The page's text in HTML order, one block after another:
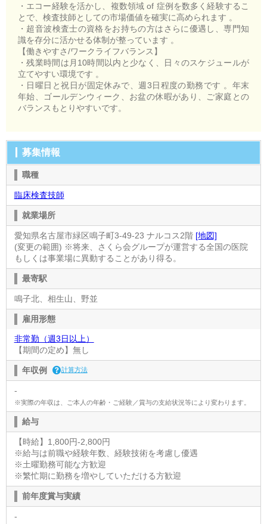
・エコー経験を活かし、複数領域 of 症例を数多く経験するこ
とで、検査技師としての市場価値を確実に高められます 。
・超音波検査士の資格をお持ちの方はさらに優遇し、専門知
識を存分に活かせる体制が整っています 。
【働きやすさ/ワークライフバランス】
・残業時間は月10時間以内と少なく、日々のスケジュールが
立てやすい環境です 。
・日曜日と祝日が固定休みで、週3日程度の勤務です 。年末
年始、ゴールデンウィーク、お盆の休暇があり、ご家庭との
バランスもとりやすいです。
募集情報
職種
臨床検査技師
就業場所
愛知県名古屋市緑区鳴子町3-49-23 ナルコス2階 [地図]
(変更の範囲) ※将来、さくら会グループが運営する全国の医院
もしくは事業場に異動することがあり得る。
最寄駅
鳴子北、相生山、野並
雇用形態
非常勤（週3日以上）
【期間の定め】無し
年収例 計算方法
-
※実際の年収は、ご本人の年齢・ご経験／賞与の支給状況等により変わります。
給与
【時給】1,800円-2,800円
※給与は前職や経験年数、経験技術を考慮し優遇
※土曜勤務可能な方歓迎
※繁忙期に勤務を増やしていただける方歓迎
前年度賞与実績
-